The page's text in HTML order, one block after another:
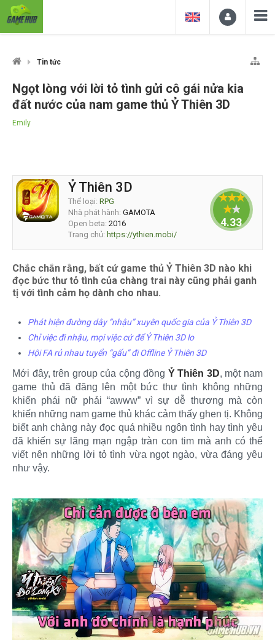
Tin tức
Ngọt lòng với lời tỏ tình gửi cô gái nửa kia
đất nước của nam game thủ Ỷ Thiên 3D
Emily
Ỷ Thiên 3D
Thể loại: RPG
Nhà phát hành: GAMOTA
Open beta: 2016
Trang chủ: https://ythien.mobi/
4.33333
Chắc chắn rằng, bất cứ game thủ Ỷ Thiên 3D nào khi
đọc bức thư tỏ tình của chàng trai này cũng phải ganh
tị với tình cảm họ dành cho nhau.
Phát hiện đường dây “nhậu” xuyên quốc gia của Ỷ Thiên 3D
Chỉ việc đi nhậu, mọi việc cứ để Ỷ Thiên 3D lo
Hội FA rủ nhau tuyển “gấu” đi Offline Ỷ Thiên 3D
Mới đây, trên group của cộng đồng Ỷ Thiên 3D, một nam
game thủ đã đăng lên một bức thư tình không những
khiến phái nữ phải “awww” vì sự dễ thương mà còn
khiến những nam game thủ khác cảm thấy ghen tị. Không
biết anh chàng này đọc quá nhiều ngôn tình hay tình yêu
đã khiến sự lãng mạn ngập tràn con tim mà anh có thể
viết nên những lời tỏ tình vừa ngọt ngào, vừa đáng yêu
như vậy.